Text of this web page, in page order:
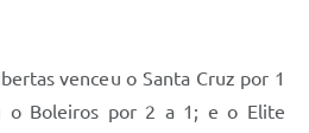
venceu o Santa Cruz por 1
o Boleiros por 2 a 1; e o Elite